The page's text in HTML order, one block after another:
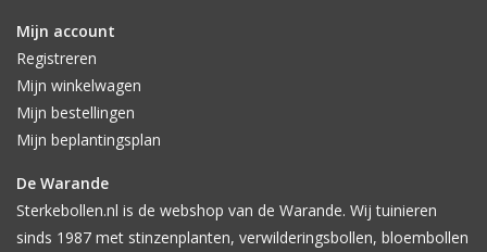
Mijn account
Registreren
Mijn winkelwagen
Mijn bestellingen
Mijn beplantingsplan
De Warande
Sterkebollen.nl is de webshop van de Warande. Wij tuinieren
sinds 1987 met stinzenplanten, verwilderingsbollen, bloembollen